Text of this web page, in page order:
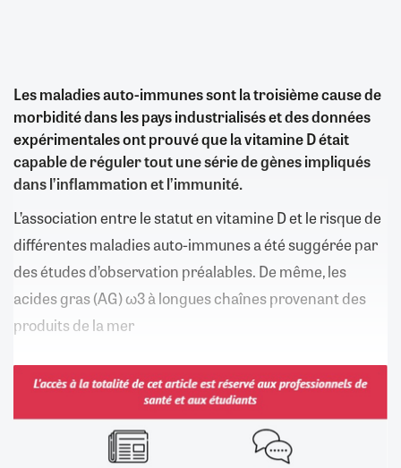
Les maladies auto-immunes sont la troisième cause de
morbidité dans les pays industrialisés et des données
expérimentales ont prouvé que la vitamine D était
capable de réguler tout une série de gènes impliqués
dans l’inflammation et l’immunité.
L’association entre le statut en vitamine D et le risque de
différentes maladies auto-immunes a été suggérée par
des études d’observation préalables. De même, les
acides gras (AG) ω3 à longues chaînes provenant des
produits de la mer